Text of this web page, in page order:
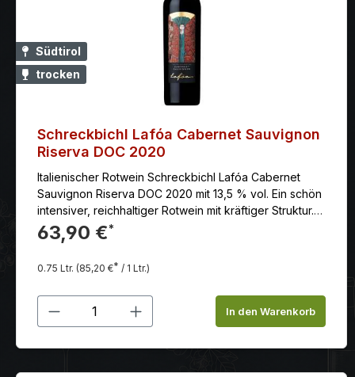
Südtirol
trocken
Schreckbichl Lafóa Cabernet Sauvignon
Riserva DOC 2020
Italienischer Rotwein Schreckbichl Lafóa Cabernet
Sauvignon Riserva DOC 2020 mit 13,5 % vol. Ein schön
intensiver, reichhaltiger Rotwein mit kräftiger Struktur.
Im Geschmack dicht konzentrierte Gerbstoffe,
kräftiges Rückgrat und enorm langer Nachhall.
63,90 €*
0.75 Ltr. (85,20 €* / 1 Ltr.)
Produkt Anzahl: Gib denIn den Warenkorb